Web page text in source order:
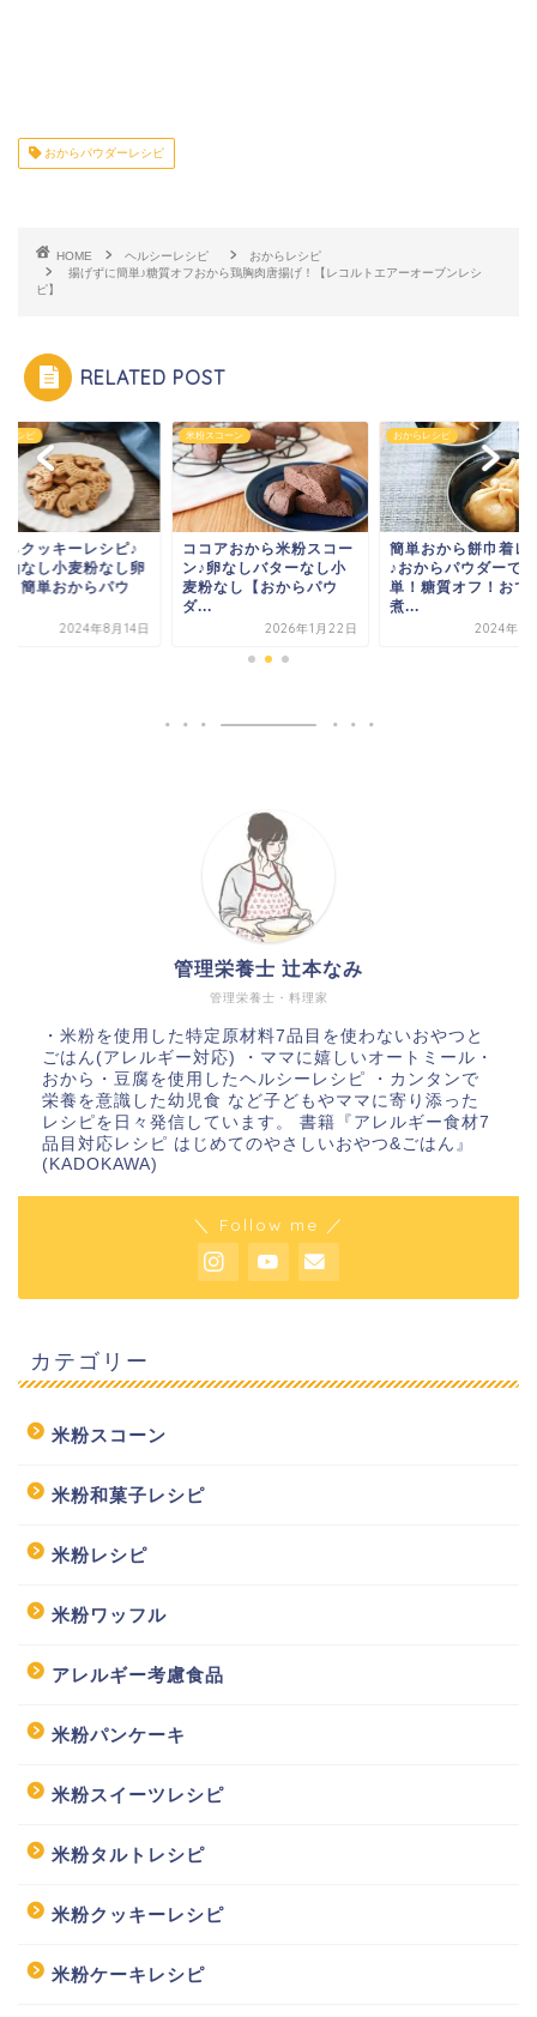
おからパウダーレシピ
HOME ヘルシーレシピ
おからレシピ
揚げずに簡単♪糖質オフおから鶏胸肉唐揚げ！【レコルトエアーオーブンレシ
ピ】
RELATED POST
コーン
アおから米粉スコー
なしバターなし小
なし【おからパウ
2026年1月22日
おからレシピ
簡単おから餅巾着レシピ
♪おからパウダーで簡
単！糖質オフ！おでんや
煮...
2024年8月14日
おからレシピ
おからクッキーレシ
植物油なし小麦粉な
なし！簡単おからパ
ダ...
2024年8
管理栄養士・料理家
管理栄養士 辻本なみ
・米粉を使用した特定原材料7品目を使わないおやつと
ごはん(アレルギー対応) ・ママに嬉しいオートミール・
おから・豆腐を使用したヘルシーレシピ ・カンタンで
栄養を意識した幼児食 など子どもやママに寄り添った
レシピを日々発信しています。 書籍『アレルギー食材7
品目対応レシピ はじめてのやさしいおやつ&ごはん』
(KADOKAWA)
＼ Follow me ／
カテゴリー
米粉スコーン
米粉和菓子レシピ
米粉レシピ
米粉ワッフル
アレルギー考慮食品
米粉パンケーキ
米粉スイーツレシピ
米粉タルトレシピ
米粉クッキーレシピ
米粉ケーキレシピ